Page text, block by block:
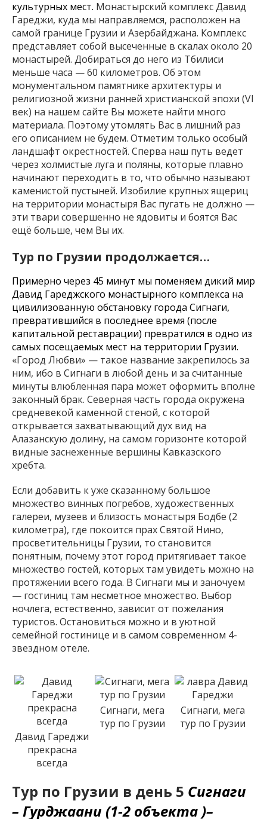
культурных мест. Монастырский комплекс Давид
Гареджи, куда мы направляемся, расположен на
самой границе Грузии и Азербайджана. Комплекс
представляет собой высеченные в скалах около 20
монастырей. Добираться до него из Тбилиси
меньше часа — 60 километров. Об этом
монументальном памятнике архитектуры и
религиозной жизни ранней христианской эпохи (VI
век) на нашем сайте Вы можете найти много
материала. Поэтому утомлять Вас в лишний раз
его описанием не будем. Отметим только особый
ландшафт окрестностей. Сперва наш путь ведет
через холмистые луга и поляны, которые плавно
начинают переходить в то, что обычно называют
каменистой пустыней. Изобилие крупных ящериц
на территории монастыря Вас пугать не должно —
эти твари совершенно не ядовиты и боятся Вас
ещё больше, чем Вы их.
Тур по Грузии продолжается…
Примерно через 45 минут мы поменяем дикий мир
Давид Гареджского монастырного комплекса на
цивилизованную обстановку города Сигнаги,
превратившийся в последнее время (после
капитальной реставрации) превратился в одно из
самых посещаемых мест на территории Грузии.
«Город Любви» — такое название закрепилось за
ним, ибо в Сигнаги в любой день и за считанные
минуты влюбленная пара может оформить вполне
законный брак. Северная часть города окружена
средневекой каменной стеной, с которой
открывается захватывающий дух вид на
Алазанскую долину, на самом горизонте которой
видные заснеженные вершины Кавказского
хребта.
Если добавить к уже сказанному большое
множество винных погребов, художественных
галереи, музеев и близость монастыря Бодбе (2
километра), где покоится прах Святой Нино,
просветительницы Грузии, то становится
понятным, почему этот город притягивает такое
множество гостей, которых там увидеть можно на
протяжении всего года. В Сигнаги мы и заночуем
— гостиниц там несметное множество. Выбор
ночлега, естественно, зависит от пожелания
туристов. Остановиться можно и в уютной
семейной гостинице и в самом современном 4-
звездном отеле.
Давид Гареджи
прекрасна
всегда
Сигнаги, мега
тур по Грузии
Сигнаги, мега
тур по Грузии
Тур по Грузии в день 5 Сигнаги
– Гурджаани (1-2 объекта )–